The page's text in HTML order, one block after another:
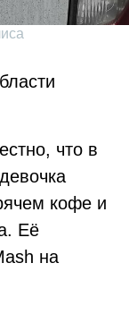
что в
кофе и
Её
на